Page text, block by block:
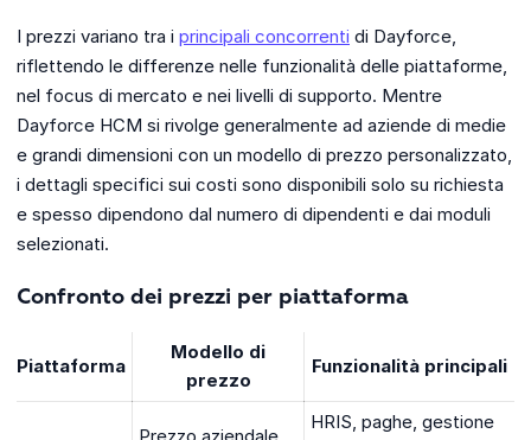
I prezzi variano tra i principali concorrenti di Dayforce,
riflettendo le differenze nelle funzionalità delle piattaforme,
nel focus di mercato e nei livelli di supporto. Mentre
Dayforce HCM si rivolge generalmente ad aziende di medie
e grandi dimensioni con un modello di prezzo personalizzato,
i dettagli specifici sui costi sono disponibili solo su richiesta
e spesso dipendono dal numero di dipendenti e dai moduli
selezionati.
Confronto dei prezzi per piattaforma
Piattaforma
Modello di
prezzo
Funzionalità principali
HRIS, paghe, gestione